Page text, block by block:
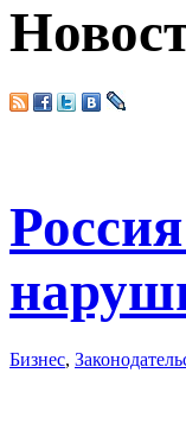
Бизнес,